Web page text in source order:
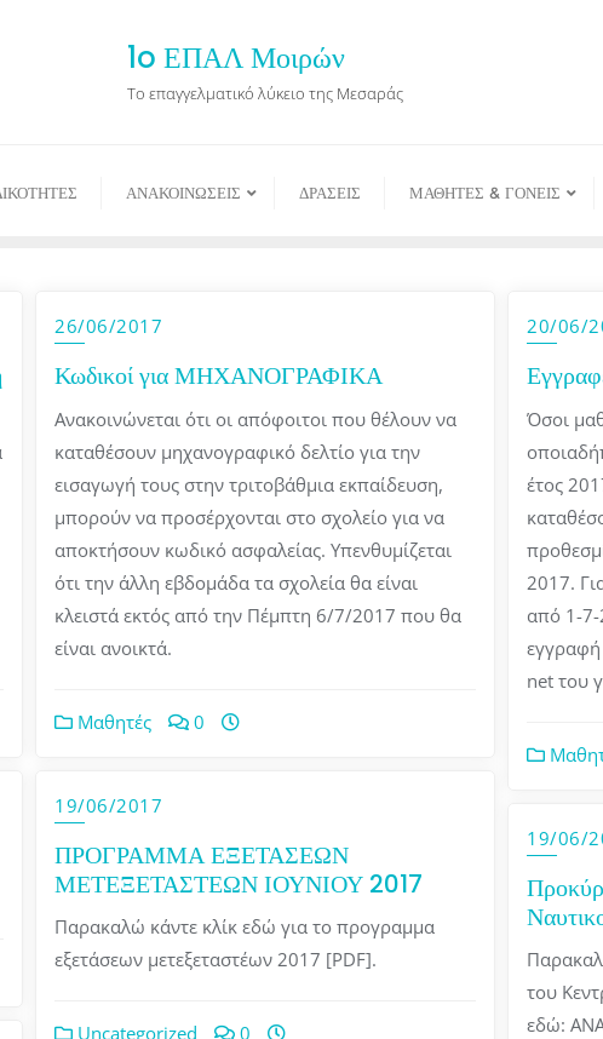
1o ΕΠΑΛ Μοιρών
Το επαγγελματικό λύκειο της Μεσαράς
ΑΝΑΚΟΙΝΩΣΕΙΣ ΔΡΑΣΕΙΣ ΜΑΘΗΤΕΣ & ΓΟΝΕΙΣ
26/06/2017
Κωδικοί για ΜΗΧΑΝΟΓΡΑΦΙΚΑ
Ανακοινώνεται ότι οι απόφοιτοι που θέλουν να
καταθέσουν μηχανογραφικό δελτίο για την
εισαγωγή τους στην τριτοβάθμια εκπαίδευση,
μπορούν να προσέρχονται στο σχολείο για να
αποκτήσουν κωδικό ασφαλείας. Υπενθυμίζεται
ότι την άλλη εβδομάδα τα σχολεία θα είναι
κλειστά εκτός από την Πέμπτη 6/7/2017 που θα
είναι ανοικτά.
Μαθητές 0
20/06/
Όσοι
έτος
2017.
από 1-7-
εγγραφή
net του
19/06/2017
ΠΡΟΓΡΑΜΜΑ ΕΞΕΤΑΣΕΩΝ
ΜΕΤΕΞΕΤΑΣΤΕΩΝ ΙΟΥΝΙΟΥ 2017
Παρακαλώ κάντε κλίκ εδώ για το προγραμμα
εξετάσεων μετεξεταστέων 2017 [PDF].
Uncategorized 0
19/06/
του
εδώ: